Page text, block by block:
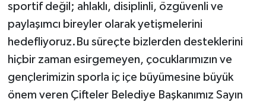
sportif değil; ahlaklı, disiplinli, özgüvenli ve
paylaşımcı bireyler olarak yetişmelerini
hedefliyoruz.Bu süreçte bizlerden desteklerini
hiçbir zaman esirgemeyen, çocuklarımızın ve
gençlerimizin sporla iç içe büyümesine büyük
önem veren Çifteler Belediye Başkanımız Sayın